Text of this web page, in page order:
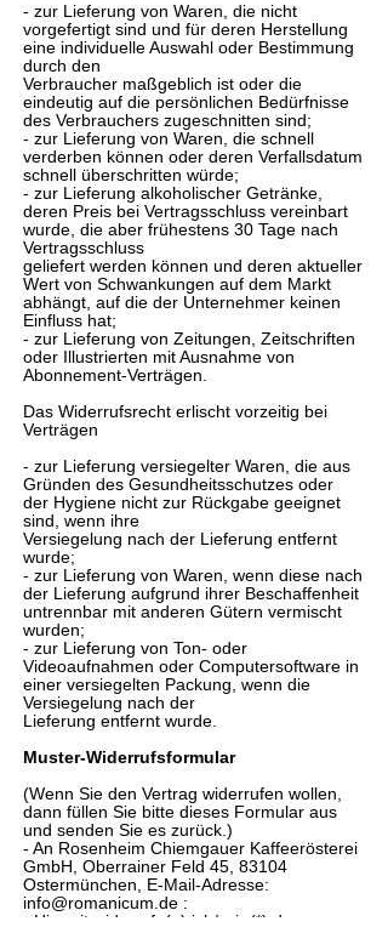
- zur Lieferung von Waren, die nicht
vorgefertigt sind und für deren Herstellung
eine individuelle Auswahl oder Bestimmung
durch den
Verbraucher maßgeblich ist oder die
eindeutig auf die persönlichen Bedürfnisse
des Verbrauchers zugeschnitten sind;
- zur Lieferung von Waren, die schnell
verderben können oder deren Verfallsdatum
schnell überschritten würde;
- zur Lieferung alkoholischer Getränke,
deren Preis bei Vertragsschluss vereinbart
wurde, die aber frühestens 30 Tage nach
Vertragsschluss
geliefert werden können und deren aktueller
Wert von Schwankungen auf dem Markt
abhängt, auf die der Unternehmer keinen
Einfluss hat;
- zur Lieferung von Zeitungen, Zeitschriften
oder Illustrierten mit Ausnahme von
Abonnement-Verträgen.
Das Widerrufsrecht erlischt vorzeitig bei
Verträgen
- zur Lieferung versiegelter Waren, die aus
Gründen des Gesundheitsschutzes oder
der Hygiene nicht zur Rückgabe geeignet
sind, wenn ihre
Versiegelung nach der Lieferung entfernt
wurde;
- zur Lieferung von Waren, wenn diese nach
der Lieferung aufgrund ihrer Beschaffenheit
untrennbar mit anderen Gütern vermischt
wurden;
- zur Lieferung von Ton- oder
Videoaufnahmen oder Computersoftware in
einer versiegelten Packung, wenn die
Versiegelung nach der
Lieferung entfernt wurde.
Muster-Widerrufsformular
(Wenn Sie den Vertrag widerrufen wollen,
dann füllen Sie bitte dieses Formular aus
und senden Sie es zurück.)
- An Rosenheim Chiemgauer Kaffeerösterei
GmbH, Oberrainer Feld 45, 83104
Ostermünchen, E-Mail-Adresse:
info@romanicum.de :
- Hiermit widerrufe(n) ich/ wir (*) den von